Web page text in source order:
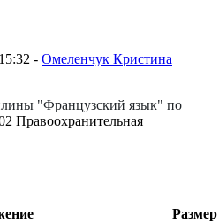
- Омеленчук Кристина
"Французский язык" по
Правоохранительная
Размер